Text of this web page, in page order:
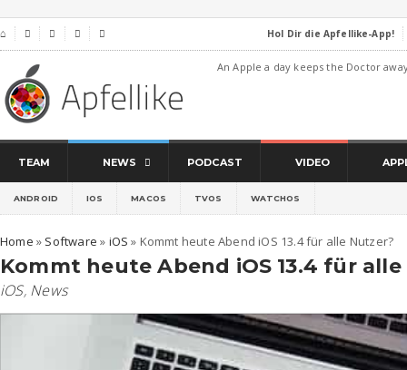
⌂     Hol Dir die Apfellike-App!
An Apple a day keeps the Doctor
TEAM NEWS PODCAST VIDEO
ANDROID IOS MACOS TVOS WATCHOS
Home » Software » iOS » Kommt heute Abend iOS 13.4 für alle Nutzer?
Kommt heute Abend iOS 13.4 für
iOS, News